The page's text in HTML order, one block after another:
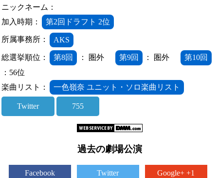
ニックネーム：
加入時期：
第2回ドラフト 2位
所属事務所： AKS
総選挙順位： 第8回 ： 圏外 第9回 ： 圏外
第10回
：56位
楽曲リスト：
一色嶺奈 ユニット・ソロ楽曲リスト
Twitter 755
過去の劇場公演
Facebook Twitter Google+ +1